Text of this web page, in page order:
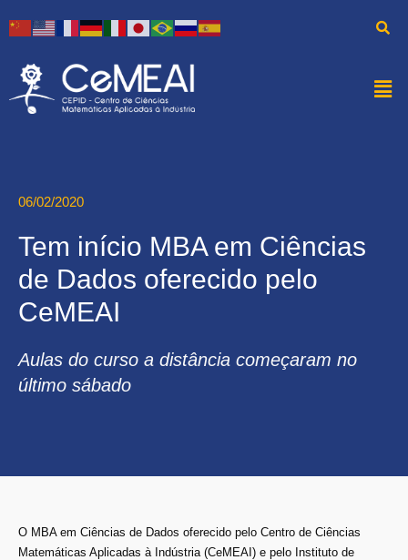
06/02/2020
Tem início MBA em Ciências
de Dados oferecido pelo
CeMEAI
Aulas do curso a distância começaram no
último sábado
O MBA em Ciências de Dados oferecido pelo Centro de Ciências
Matemáticas Aplicadas à Indústria (CeMEAI) e pelo Instituto de